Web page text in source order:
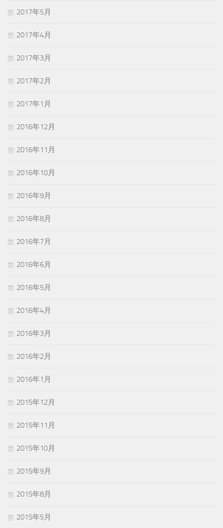
2017年5月
2017年4月
2017年3月
2017年2月
2017年1月
2016年12月
2016年11月
2016年10月
2016年9月
2016年8月
2016年7月
2016年6月
2016年5月
2016年4月
2016年3月
2016年2月
2016年1月
2015年12月
2015年11月
2015年10月
2015年9月
2015年8月
2015年5月